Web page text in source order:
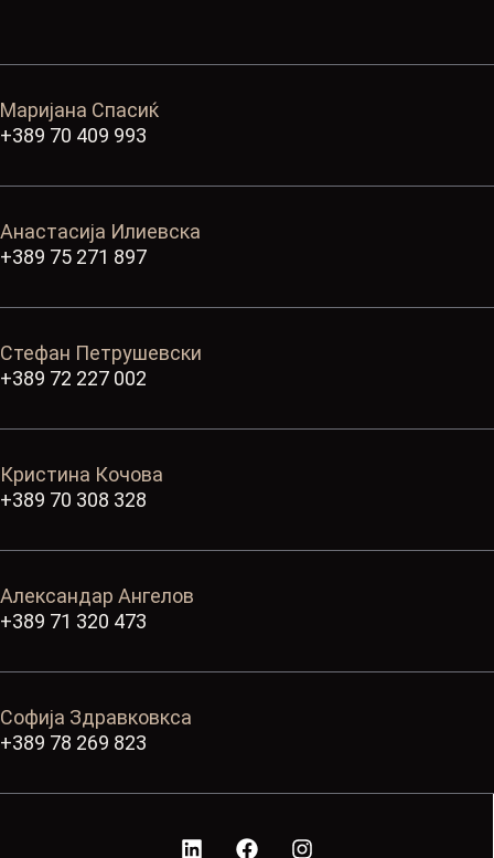
Маријана Спасиќ
+389 70 409 993
Анастасија Илиевска
+389 75 271 897
Стефан Петрушевски
+389 72 227 002
Кристина Кочова
+389 70 308 328
Александар Ангелов
+389 71 320 473
Софија Здравковкса
+389 78 269 823